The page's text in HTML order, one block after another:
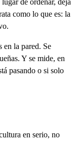
de ordenar, deja
como lo que es: la
en la pared. Se
Y se mide, en
pasando o si solo
en serio, no